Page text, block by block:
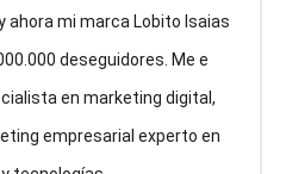
ahora mi marca Lobito Isaias
deseguidores. Me e
en marketing digital,
empresarial experto en